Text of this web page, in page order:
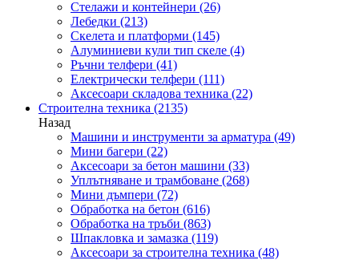
Стелажи и контейнери (26)
Лебедки (213)
Скелета и платформи (145)
Алуминиеви кули тип скеле (4)
Ръчни телфери (41)
Електрически телфери (111)
Аксесоари складова техника (22)
Строителна техника (2135)
Назад
Машини и инструменти за арматура (49)
Мини багери (22)
Аксесоари за бетон машини (33)
Уплътняване и трамбоване (268)
Мини дъмпери (72)
Обработка на бетон (616)
Обработка на тръби (863)
Шпакловка и замазка (119)
Аксесоари за строителна техника (48)